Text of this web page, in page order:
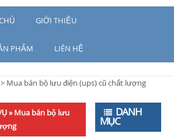
GIỚI THIỆU
PHẨM LIÊN HỆ
> Mua bán bộ lưu điện (ups) cũ chất lượng
»Mua bán bộ lưu
DANH
MỤC